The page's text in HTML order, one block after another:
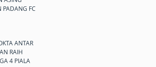
PADANG FC
ANTAR
RAIH
4 PIALA